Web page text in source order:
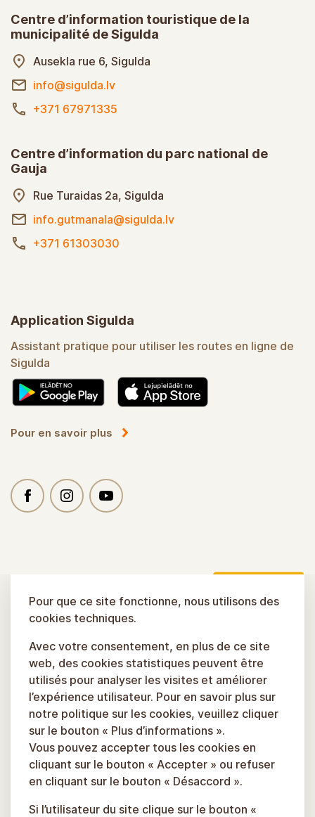
Centre d’information touristique de la
municipalité de Sigulda
Ausekla rue 6, Sigulda
info@sigulda.lv
+371 67971335
Centre d’information du parc national de
Gauja
Rue Turaidas 2a, Sigulda
info.gutmanala@sigulda.lv
+371 61303030
Application Sigulda
Assistant pratique pour utiliser les routes en ligne de
Sigulda
Pour en savoir plus
Pour que ce site fonctionne, nous utilisons des
cookies techniques.
Avec votre consentement, en plus de ce site
web, des cookies statistiques peuvent être
utilisés pour analyser les visites et améliorer
l’expérience utilisateur. Pour en savoir plus sur
notre politique sur les cookies, veuillez cliquer
sur le bouton « Plus d’informations ».
Vous pouvez accepter tous les cookies en
cliquant sur le bouton « Accepter » ou refuser
en cliquant sur le bouton « Désaccord ».
Si l’utilisateur du site clique sur le bouton «